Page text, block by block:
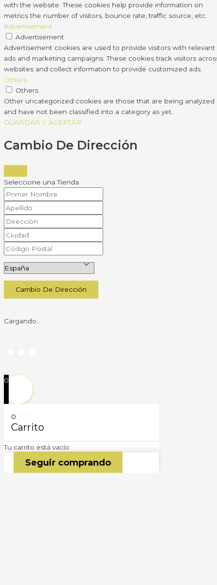
with the website. These cookies help provide information on
metrics the number of visitors, bounce rate, traffic source, etc.
Advertisement
Advertisement
Advertisement cookies are used to provide visitors with relevant
ads and marketing campaigns. These cookies track visitors
websites and collect information to provide customized ads.
Others
Others
Other uncategorized cookies are those that are being analyzed
and have not been classified into a category as yet.
GUARDAR Y ACEPTAR
Cambio De Dirección
Seleccione una Tienda
Cambio De Dirección
Cargando...
0
0
Carrito
Tu carrito está vacío
Seguir comprando